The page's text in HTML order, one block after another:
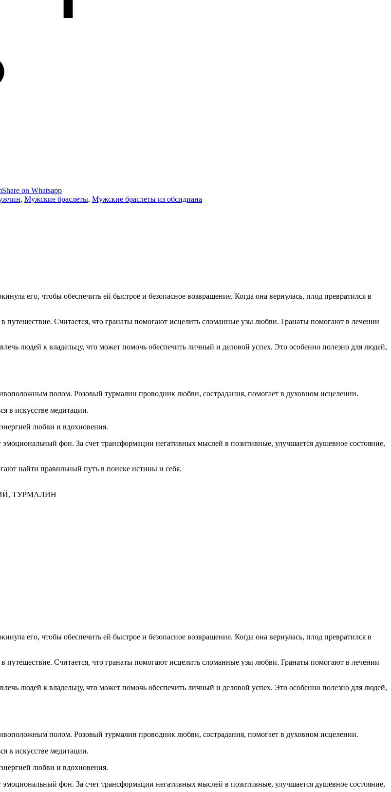
Share on Whatsapp
, Мужские браслеты, Мужские браслеты из обсидиана
его, чтобы обеспечить ей быстрое и безопасное возвращение. Когда она вернулась, плод превратился в
путешествие. Считается, что гранаты помогают исцелить сломанные узы любви. Гранаты помогают в лечении
людей к владельцу, что может помочь обеспечить личный и деловой успех. Это особенно полезно для людей,
полом. Розовый турмалин проводник любви, сострадания, помогает в духовном исцелении.
в искусстве медитации.
любви и вдохновения.
фон. За счет трансформации негативных мыслей в позитивные, улучшается душевное состояние,
найти правильный путь в поиске истины и себя.
ТУРМАЛИН
его, чтобы обеспечить ей быстрое и безопасное возвращение. Когда она вернулась, плод превратился в
путешествие. Считается, что гранаты помогают исцелить сломанные узы любви. Гранаты помогают в лечении
людей к владельцу, что может помочь обеспечить личный и деловой успех. Это особенно полезно для людей,
полом. Розовый турмалин проводник любви, сострадания, помогает в духовном исцелении.
в искусстве медитации.
любви и вдохновения.
фон. За счет трансформации негативных мыслей в позитивные, улучшается душевное состояние,